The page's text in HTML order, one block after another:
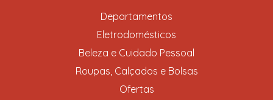
Departamentos
Eletrodomésticos
Beleza e Cuidado Pessoal
Roupas, Calçados e Bolsas
Ofertas